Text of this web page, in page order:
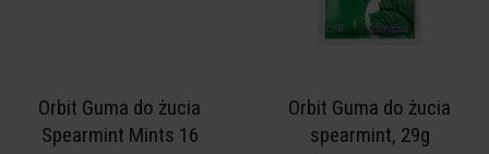
Orbit Guma do żucia
Spearmint Mints 16
Orbit Guma do żucia
spearmint, 29g